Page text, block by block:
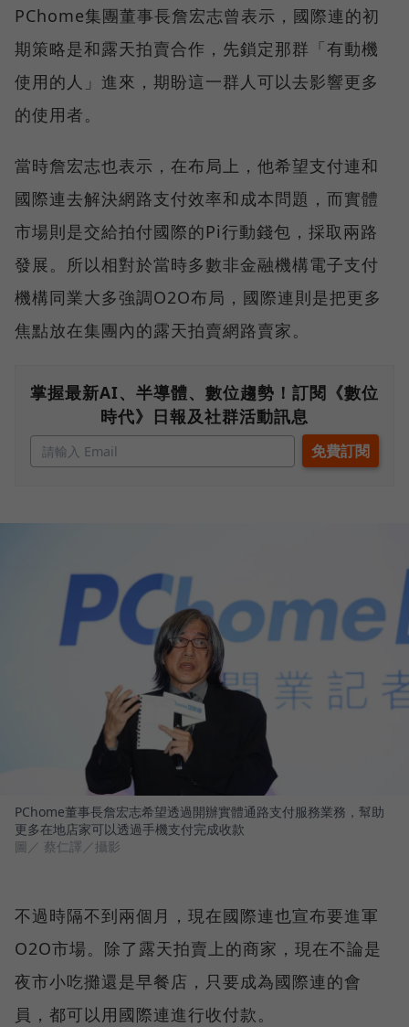
PChome集團董事長詹宏志曾表示，國際連的初
期策略是和露天拍賣合作，先鎖定那群「有動機
使用的人」進來，期盼這一群人可以去影響更多
的使用者。
當時詹宏志也表示，在布局上，他希望支付連和
國際連去解決網路支付效率和成本問題，而實體
市場則是交給拍付國際的Pi行動錢包，採取兩路
發展。所以相對於當時多數非金融機構電子支付
機構同業大多強調O2O布局，國際連則是把更多
焦點放在集團內的露天拍賣網路賣家。
掌握最新AI、半導體、數位趨勢！訂閱《數位
時代》日報及社群活動訊息
PChome董事長詹宏志希望透過開辦實體通路支付服務業務，幫助
更多在地店家可以透過手機支付完成收款
圖／ 蔡仁譯／攝影
不過時隔不到兩個月，現在國際連也宣布要進軍
O2O市場。除了露天拍賣上的商家，現在不論是
夜市小吃攤還是早餐店，只要成為國際連的會
員，都可以用國際連進行收付款。